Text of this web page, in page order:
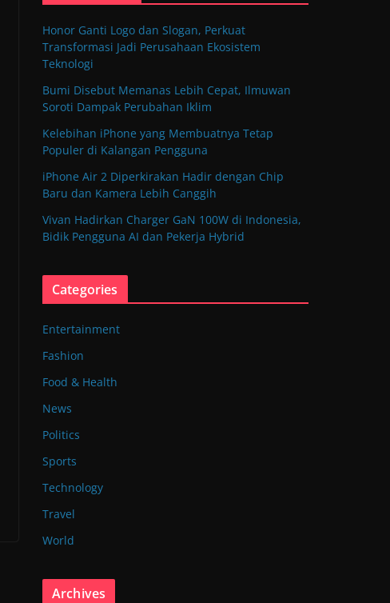
Honor Ganti Logo dan Slogan, Perkuat
Transformasi Jadi Perusahaan Ekosistem
Teknologi
Bumi Disebut Memanas Lebih Cepat, Ilmuwan
Soroti Dampak Perubahan Iklim
Kelebihan iPhone yang Membuatnya Tetap
Populer di Kalangan Pengguna
iPhone Air 2 Diperkirakan Hadir dengan Chip
Baru dan Kamera Lebih Canggih
Vivan Hadirkan Charger GaN 100W di Indonesia,
Bidik Pengguna AI dan Pekerja Hybrid
Categories
Entertainment
Fashion
Food & Health
News
Politics
Sports
Technology
Travel
World
Archives